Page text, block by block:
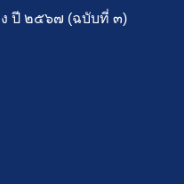
ง ปี ๒๕๖๗ (ฉบับที่ ๓)